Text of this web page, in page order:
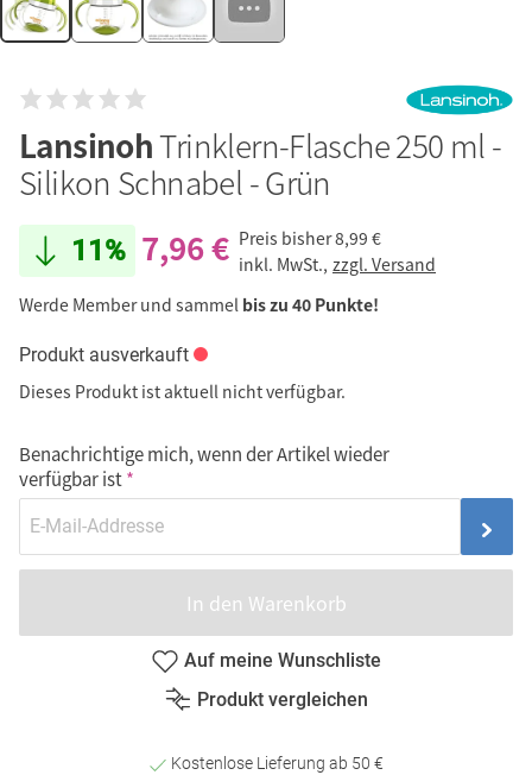
LansinohTrinklern-Flasche 250 ml -
Silikon Schnabel - Grün
11% 7,96 € Preis bisher8,99 €
inkl. MwSt., zzgl. Versand
Werde Member und sammel bis zu 40 Punkte!
Produkt ausverkauft
Dieses Produkt ist aktuell nicht verfügbar.
Benachrichtige mich, wenn der Artikel wieder
verfügbar ist
In den Warenkorb
Auf meine Wunschliste
Produkt vergleichen
Kostenlose Lieferung ab 50 €